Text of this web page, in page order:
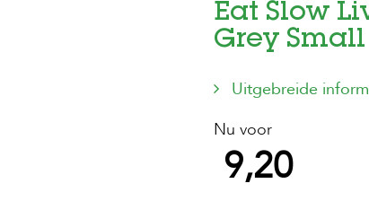
Eat Slow
Grey Small
Uitgebreide
Nu voor
9,20